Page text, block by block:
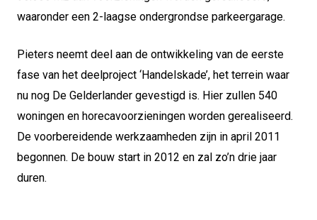
waaronder een 2-laagse ondergrondse parkeergarage.
Pieters neemt deel aan de ontwikkeling van de eerste
fase van het deelproject ‘Handelskade’, het terrein waar
nu nog De Gelderlander gevestigd is. Hier zullen 540
woningen en horecavoorzieningen worden gerealiseerd.
De voorbereidende werkzaamheden zijn in april 2011
begonnen. De bouw start in 2012 en zal zo’n drie jaar
duren.